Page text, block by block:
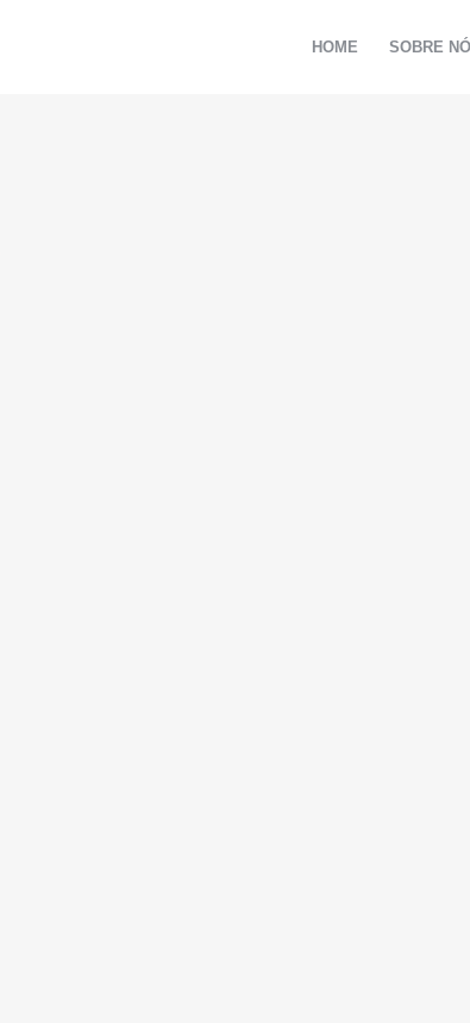
HOME SOBRE